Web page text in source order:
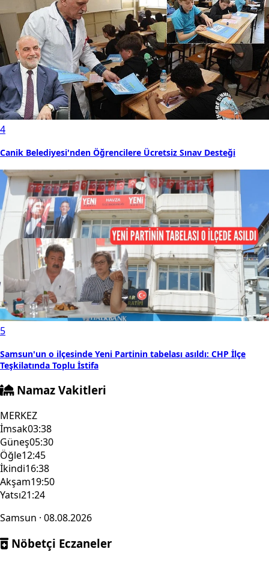
4
Canik Belediyesi'nden Öğrencilere Ücretsiz Sınav Desteği
5
Samsun'un o ilçesinde Yeni Partinin tabelası asıldı: CHP İlçe
Teşkilatında Toplu İstifa
Namaz Vakitleri
MERKEZ
İmsak03:38
Güneş05:30
Öğle12:45
İkindi16:38
Akşam19:50
Yatsı21:24
Samsun · 08.08.2026
Nöbetçi Eczaneler